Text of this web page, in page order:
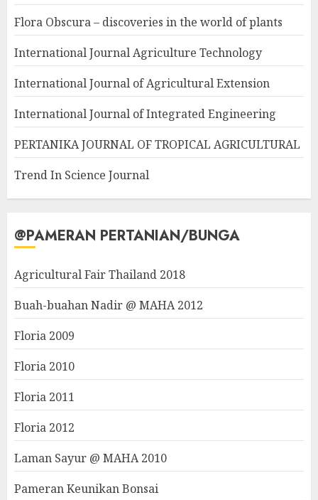
Flora Obscura – discoveries in the world of plants
International Journal Agriculture Technology
International Journal of Agricultural Extension
International Journal of Integrated Engineering
PERTANIKA JOURNAL OF TROPICAL AGRICULTURAL
Trend In Science Journal
@PAMERAN PERTANIAN/BUNGA
Agricultural Fair Thailand 2018
Buah-buahan Nadir @ MAHA 2012
Floria 2009
Floria 2010
Floria 2011
Floria 2012
Laman Sayur @ MAHA 2010
Pameran Keunikan Bonsai